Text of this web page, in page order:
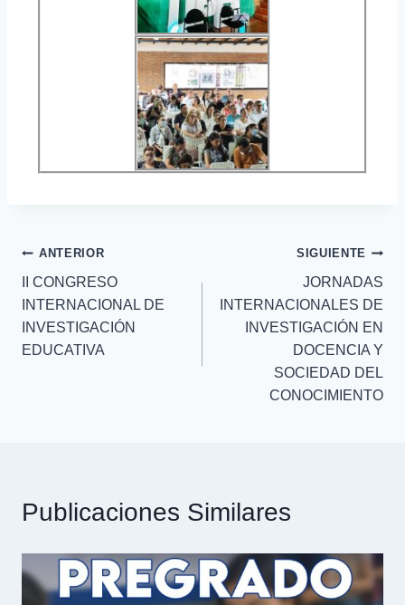
ANTERIOR
II CONGRESO
INTERNACIONAL DE
INVESTIGACIÓN
EDUCATIVA
SIGUIENTE
JORNADAS
INTERNACIONALES DE
INVESTIGACIÓN EN
DOCENCIA Y
SOCIEDAD DEL
CONOCIMIENTO
Publicaciones Similares